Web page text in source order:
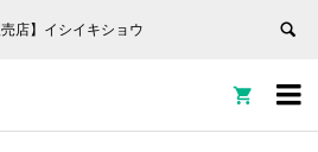
店】イシイキショウ

